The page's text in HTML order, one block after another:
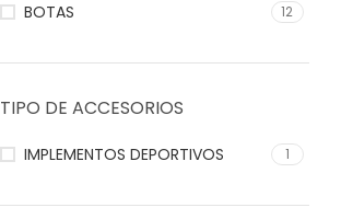
BOTAS 12
TIPO DE ACCESORIOS
IMPLEMENTOS DEPORTIVOS 1